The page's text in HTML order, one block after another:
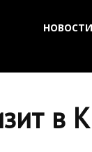
НОВОСТИ
в